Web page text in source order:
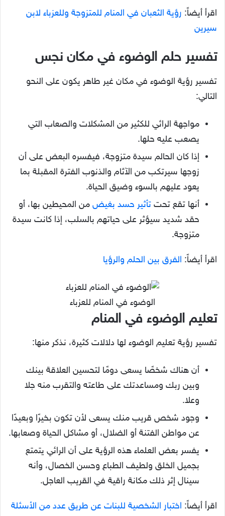
اقرأ أيضاً: رؤية الثعبان في المنام للمتزوجة وللعزباء لابن
سيرين
تفسير حلم الوضوء في مكان نجس
تفسير رؤية الوضوء في مكان غير طاهر يكون على النحو
التالي:
مواجهة الرائي للكثير من المشكلات والصعاب التي
يصعب عليه حلها.
إذا كان الحالم سيدة متزوجة، فيفسره البعض على أن
زوجها سيرتكب من الآثام والذنوب الفترة المقبلة بما
يعود عليهم بالسوء وضيق الحياة.
أنها تقع تحت تأثير حسد بغيض من المحيطين بها، أو
حقد شديد سيؤثر على حياتهم بالسلب، إذا كانت سيدة
متزوجة.
اقرأ أيضاً: الفرق بين الحلم والرؤيا
الوضوء في المنام للعزباء
تعليم الوضوء في المنام
تفسير رؤية تعليم الوضوء لها دلالات كثيرة، نذكر منها:
أن هناك شخصًا يسعى دومًا لتحسين العلاقة بينك
وبين ربك ومساعدتك على طاعته والتقرب منه جلا
وعلا.
وجود شخص قريب منك يسعى لأن تكون بخيرًا وبعيدًا
عن مواطن الفتنة أو الضلال، أو مشاكل الحياة وصعابها.
يفسر بعض العلماء هذه الرؤية على أن الرائي يتمتع
بجميل الخلق ولطيف الطباع وحسن الخصال، وأنه
سينال إثر ذلك مكانة راقية في القريب العاجل.
اقرأ أيضاً: اختبار الشخصية للبنات عن طريق عدد من الأسئلة